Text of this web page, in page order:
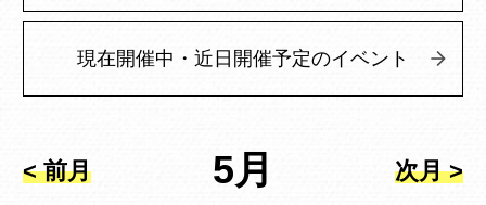
現在開催中・近日開催予定のイベント
< 前月 5月 次月 >